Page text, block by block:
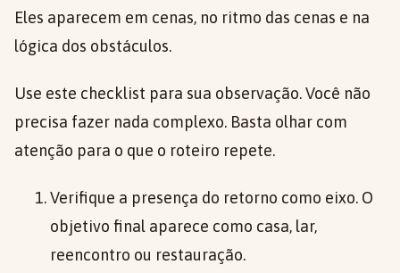
Eles aparecem em cenas, no ritmo das cenas e na
lógica dos obstáculos.
Use este checklist para sua observação. Você não
precisa fazer nada complexo. Basta olhar com
atenção para o que o roteiro repete.
Verifique a presença do retorno como eixo. O
objetivo final aparece como casa, lar,
reencontro ou restauração.